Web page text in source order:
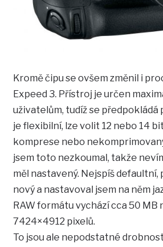
Kromě čipu se ovšem změnil i
Expeed 3. Přístroj je určen
uživatelům, tudíž se předpokládá
je flexibilní, lze volit 12 nebo 14
komprese nebo
jsem toto nezkoumal, takže
měl nastavený. Nejspíš
nový a nastavoval jsem na něm
RAW formátu vychází cca 50 MB
7424×4912 pixelů.
To jsou ale nepodstatné